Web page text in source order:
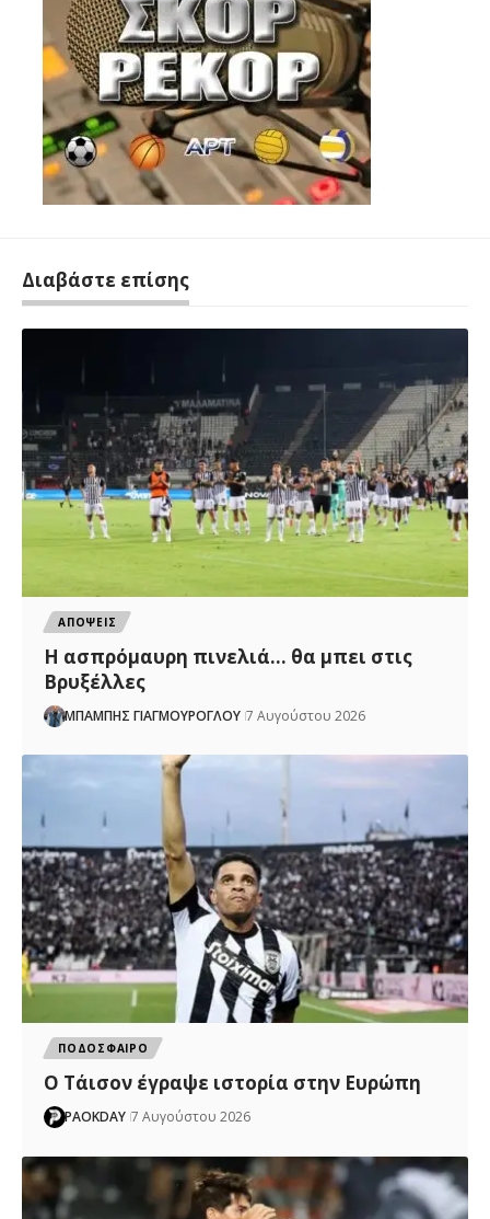
Διαβάστε επίσης
ΑΠΟΨΕΙΣ
Η ασπρόμαυρη πινελιά… θα μπει στις
Βρυξέλλες
ΜΠΑΜΠΗΣ ΓΙΑΓΜΟΥΡΟΓΛΟΥ 7 Αυγούστου 2026
ΠΟΔΟΣΦΑΙΡΟ
Ο Τάισον έγραψε ιστορία στην Ευρώπη
PAOKDAY 7 Αυγούστου 2026